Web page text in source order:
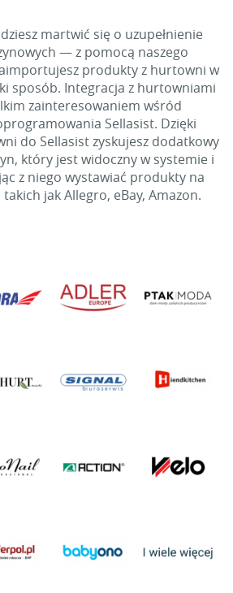
martwić się o uzupełnienie
— z pomocą naszego
produkty z hurtowni w
sposób. Integracja z hurtowniami
zainteresowaniem wśród
Sellasist. Dzięki
do Sellasist zyskujesz dodatkowy
który jest widoczny w systemie i
z niego wystawiać produkty na
jak Allegro, eBay, Amazon.